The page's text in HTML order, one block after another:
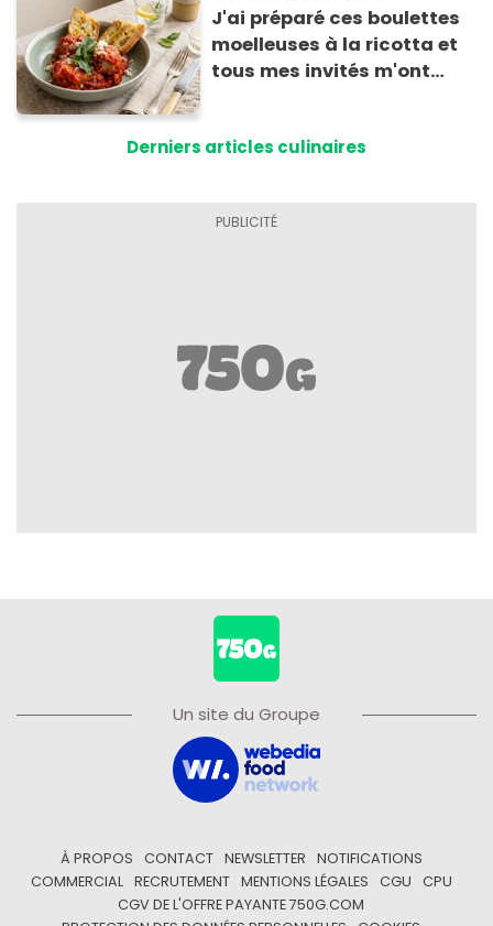
J'ai préparé ces boulettes
moelleuses à la ricotta et
tous mes invités m'ont
Derniers articles culinaires
Un site du Groupe
À PROPOS CONTACT NEWSLETTER
NOTIFICATIONS
COMMERCIAL
RECRUTEMENT MENTIONS LÉGALES CGU
CPU
CGV DE L'OFFRE PAYANTE 750G.COM